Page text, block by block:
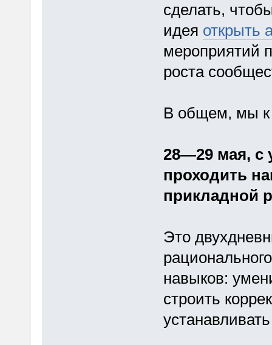
сделать,
идея открыть
мероприятий
роста
В общем, мы к
28—29 мая, с
проходить
прикладной
Это
навыков:
строить